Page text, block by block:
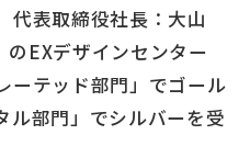
代表取締役社長：大山
EXデザインセンター
テッド部門」でゴール
部門」でシルバーを受